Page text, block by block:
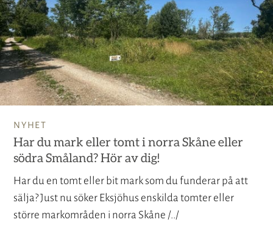
NYHET
Har du mark eller tomt i norra Skåne eller
södra Småland? Hör av dig!
Har du en tomt eller bit mark som du funderar på att
sälja? Just nu söker Eksjöhus enskilda tomter eller
större markområden i norra Skåne /../